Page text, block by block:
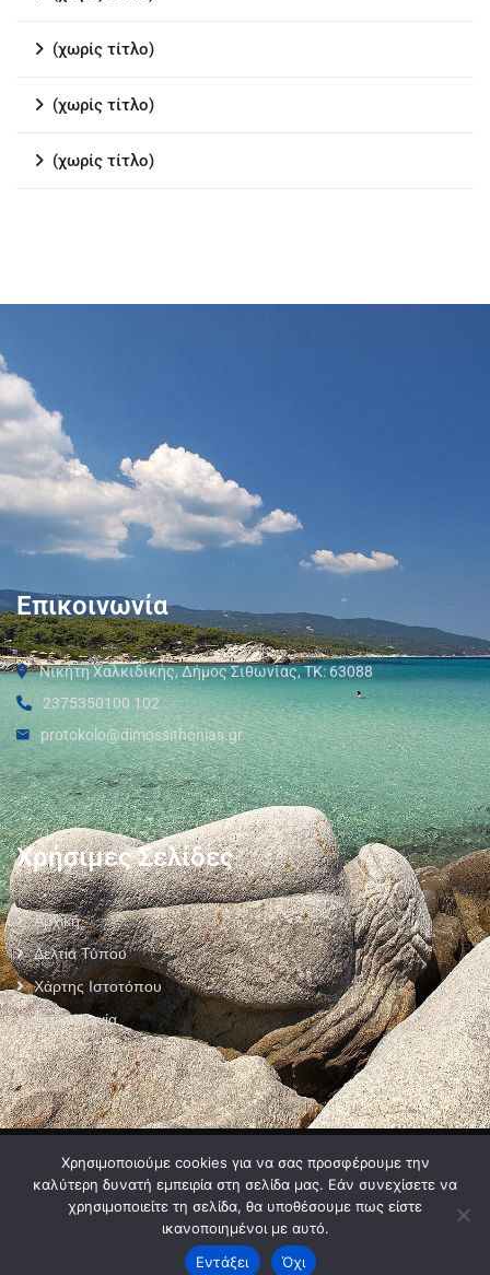
(χωρίς τίτλο)
(χωρίς τίτλο)
(χωρίς τίτλο)
Επικοινωνία
Νικήτη Χαλκιδικής, Δήμος Σιθωνίας, ΤΚ: 63088
2375350100 102
protokolo@dimossithonias.gr
Χρήσιμες Σελίδες
Αρχική
Δελτία Τύπου
Χάρτης Ιστοτόπου
Επικοινωνία
Όροι Χρήσης
2024 © Developed byMyCompany Projects
Χρησιμοποιούμε cookies για να σας προσφέρουμε την
καλύτερη δυνατή εμπειρία στη σελίδα μας. Εάν συνεχίσετε να
χρησιμοποιείτε τη σελίδα, θα υποθέσουμε πως είστε
ικανοποιημένοι με αυτό.
Εντάξει
Όχι